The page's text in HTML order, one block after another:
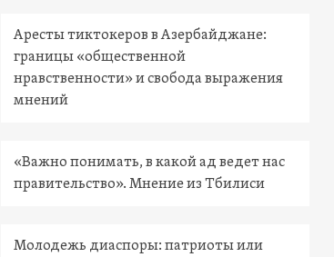
Аресты тиктокеров в Азербайджане:
границы «общественной
нравственности» и свобода выражения
мнений
«Важно понимать, в какой ад ведет нас
правительство». Мнение из Тбилиси
Молодежь диаспоры: патриоты или